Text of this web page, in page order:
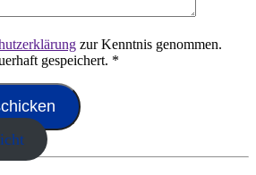
zur Kenntnis genommen.
gespeichert. *